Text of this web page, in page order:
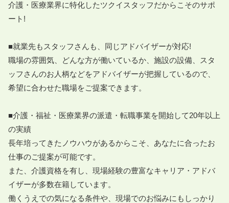
介護・医療業界に特化したツクイスタッフだからこそのサポ
ート!
■就業先もスタッフさんも、同じアドバイザーが対応!
職場の雰囲気、どんな方が働いているか、施設の設備、スタ
ッフさんのお人柄などをアドバイザーが把握しているので、
希望に合わせた職場をご提案できます。
■介護・福祉・医療業界の派遣・転職事業を開始して20年以上
の実績
長年培ってきたノウハウがあるからこそ、あなたに合ったお
仕事のご提案が可能です。
また、介護資格を有し、現場経験の豊富なキャリア・アドバ
イザーが多数在籍しています。
働くうえでの気になる条件や、現場でのお悩みにもしっかり